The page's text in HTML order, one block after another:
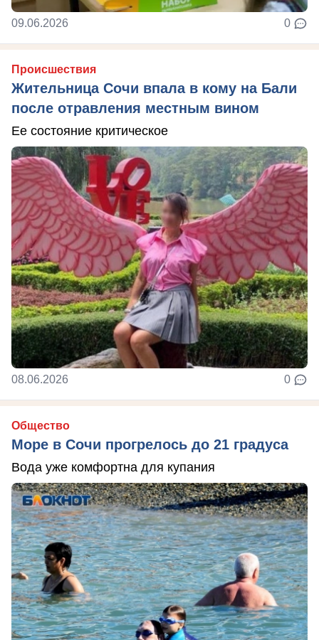
09.06.2026 0
Происшествия
Жительница Сочи впала в кому на Бали
после отравления местным вином
Ее состояние критическое
08.06.2026 0
Общество
Море в Сочи прогрелось до 21 градуса
Вода уже комфортна для купания